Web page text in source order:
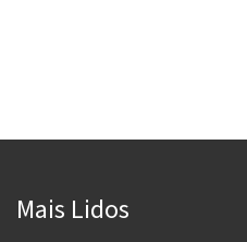
Mais Lidos